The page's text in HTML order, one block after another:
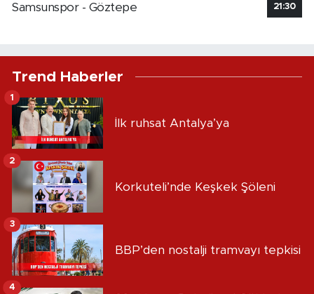
Samsunspor - Göztepe
21:30
Trend Haberler
İlk ruhsat Antalya’ya
1
Korkuteli’nde Keşkek Şöleni
2
BBP’den nostalji tramvayı tepkisi
3
4